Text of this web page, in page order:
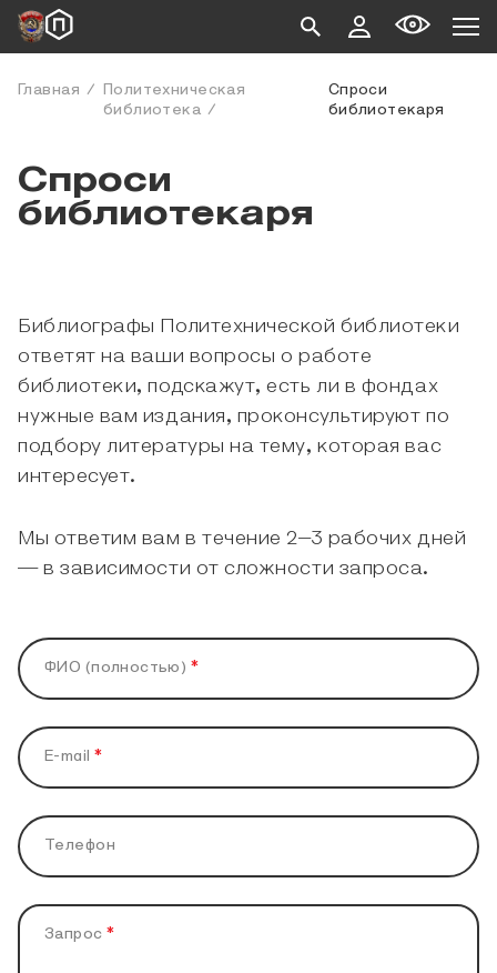
Главная
Политехническая
библиотека
Спроси
библиотекаря
Спроси
библиотекаря
Библиографы Политехнической библиотеки
ответят на ваши вопросы о работе
библиотеки, подскажут, есть ли в фондах
нужные вам издания, проконсультируют по
подбору литературы на тему, которая вас
интересует.
Мы ответим вам в течение 2–3 рабочих дней
— в зависимости от сложности запроса.
ФИО (полностью) *
E-mail *
Телефон
Запрос *